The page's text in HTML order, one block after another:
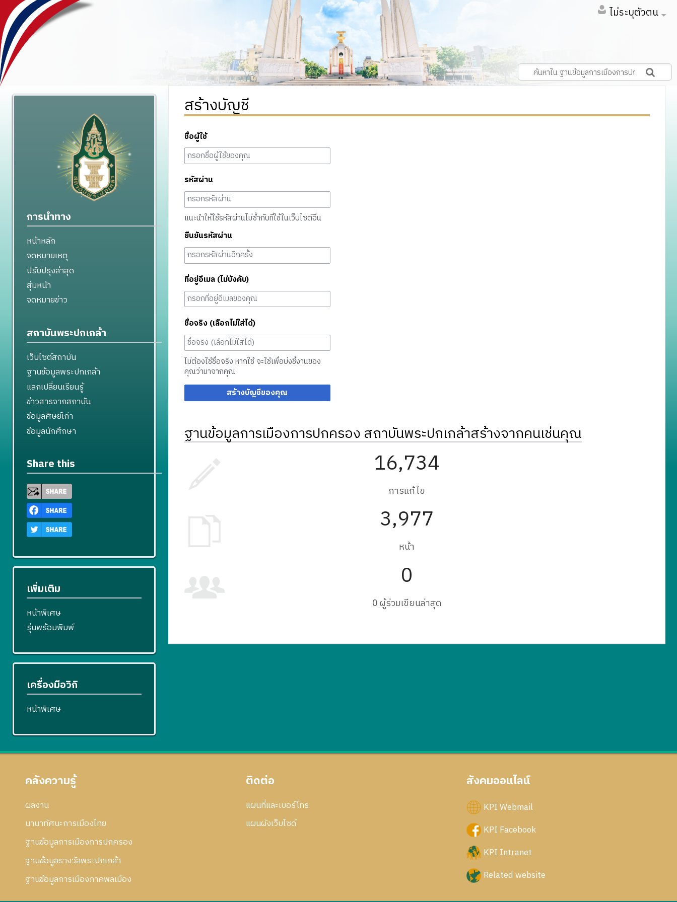
ไม่ระบุตัวตน
สร้างบัญชี
ชื่อผู้ใช้
รหัสผ่าน
แนะนำให้ใช้รหัสผ่านไม่ซ้ำกับที่ใช้ในเว็บไซต์อื่น
ยืนยันรหัสผ่าน
ที่อยู่อีเมล (ไม่บังคับ)
ชื่อจริง (เลือกไม่ใส่ได้)
ไม่ต้องใช้ชื่อจริง หากใช้ จะใช้เพื่อบ่งชี้งานของ
คุณว่ามาจากคุณ
สร้างบัญชีของคุณ
ฐานข้อมูลการเมืองการปกครอง สถาบันพระปกเกล้าสร้างจากคนเช่นคุณ
16,734
การแก้ไข
3,977
หน้า
0
0 ผู้ร่วมเขียนล่าสุด
การนำทาง
หน้าหลัก
จดหมายเหตุ
ปรับปรุงล่าสุด
สุ่มหน้า
จดหมายข่าว
สถาบันพระปกเกล้า
เว็บไซต์สถาบัน
ฐานข้อมูลพระปกเกล้า
แลกเปลี่ยนเรียนรู้
ข่าวสารจากสถาบัน
ข้อมูลศิษย์เก่า
ข้อมูลนักศึกษา
Share this
เพิ่มเติม
หน้าพิเศษ
รุ่นพร้อมพิมพ์
เครื่องมือวิกิ
หน้าพิเศษ
คลังความรู้
ผลงาน
นานาทัศนะการเมืองไทย
ฐานข้อมูลการเมืองการปกครอง
ฐานข้อมูลรางวัลพระปกเกล้า
ฐานข้อมูลการเมืองภาคพลเมือง
ติดต่อ
แผนที่และเบอร์โทร
แผนผังเว็บไซด์
สังคมออนไลน์
KPI Webmail
KPI Facebook
KPI Intranet
Related website